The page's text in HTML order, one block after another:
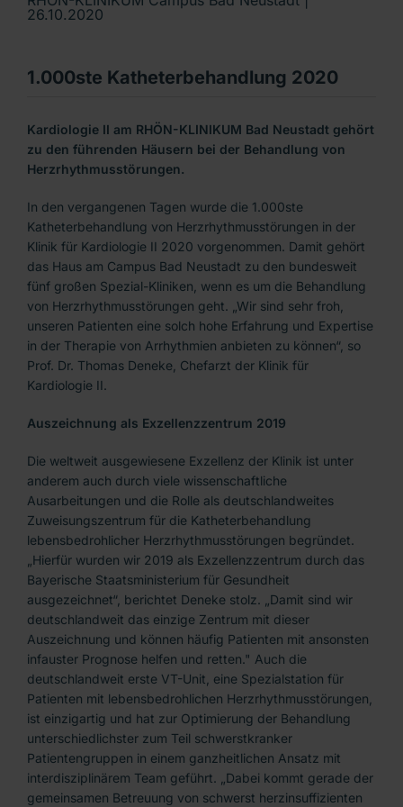
26.10.2020
1.000ste Katheterbehandlung 2020
Kardiologie II am RHÖN-KLINIKUM Bad Neustadt gehört
zu den führenden Häusern bei der Behandlung von
Herzrhythmusstörungen.
In den vergangenen Tagen wurde die 1.000ste
Katheterbehandlung von Herzrhythmusstörungen in der
Klinik für Kardiologie II 2020 vorgenommen. Damit gehört
das Haus am Campus Bad Neustadt zu den bundesweit
fünf großen Spezial-Kliniken, wenn es um die Behandlung
von Herzrhythmusstörungen geht. „Wir sind sehr froh,
unseren Patienten eine solch hohe Erfahrung und Expertise
in der Therapie von Arrhythmien anbieten zu können“, so
Prof. Dr. Thomas Deneke, Chefarzt der Klinik für
Kardiologie II.
Auszeichnung als Exzellenzzentrum 2019
Die weltweit ausgewiesene Exzellenz der Klinik ist unter
anderem auch durch viele wissenschaftliche
Ausarbeitungen und die Rolle als deutschlandweites
Zuweisungszentrum für die Katheterbehandlung
lebensbedrohlicher Herzrhythmusstörungen begründet.
„Hierfür wurden wir 2019 als Exzellenzzentrum durch das
Bayerische Staatsministerium für Gesundheit
ausgezeichnet“, berichtet Deneke stolz. „Damit sind wir
deutschlandweit das einzige Zentrum mit dieser
Auszeichnung und können häufig Patienten mit ansonsten
infauster Prognose helfen und retten." Auch die
deutschlandweit erste VT-Unit, eine Spezialstation für
Patienten mit lebensbedrohlichen Herzrhythmusstörungen,
ist einzigartig und hat zur Optimierung der Behandlung
unterschiedlichster zum Teil schwerstkranker
Patientengruppen in einem ganzheitlichen Ansatz mit
interdisziplinärem Team geführt. „Dabei kommt gerade der
gemeinsamen Betreuung von schwerst herzinsuffizienten